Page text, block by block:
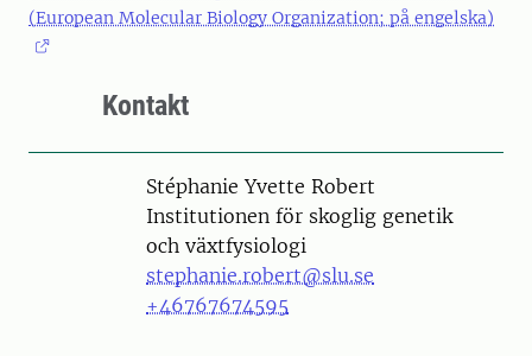
(European Molecular Biology Organization; på engelska)
Kontakt
PersonStéphanie Yvette Robert
Institutionen för skoglig genetik
och växtfysiologi
stephanie.robert@slu.se
+46767674595